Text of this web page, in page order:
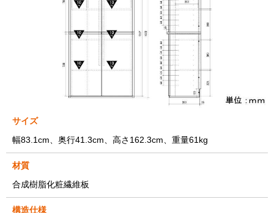
サイズ
幅83.1cm、奥行41.3cm、高さ162.3cm、重量61kg
材質
合成樹脂化粧繊維板
構造仕様